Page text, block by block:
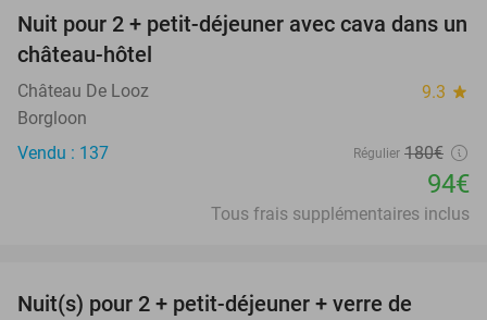
48%
Nuit pour 2 + petit-déjeuner avec cava dans un
château-hôtel
Château De Looz 9.3 star
Borgloon
Vendu : 137
Régulier 180€
94€
Tous frais supplémentaires inclus
Nuit(s) pour 2 + petit-déjeuner + verre de